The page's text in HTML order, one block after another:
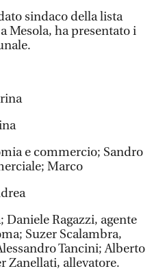
sindaco della lista
Mesola, ha presentato i
e commercio; Sandro
Marco
Ragazzi, agente
Suzer Scalambra,
Tancini; Alberto
Zanellati, allevatore.